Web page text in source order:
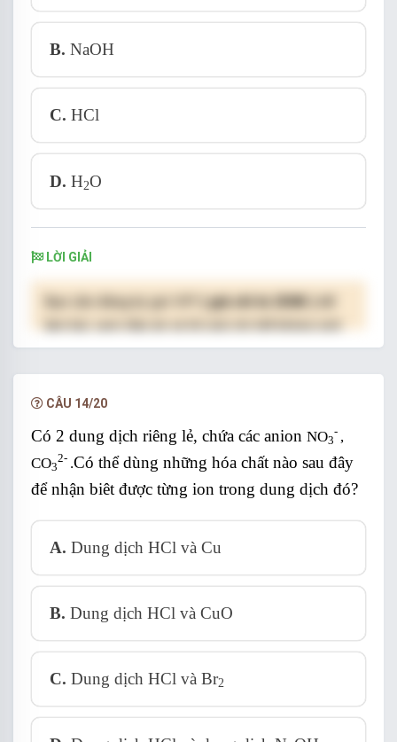
B. NaOH
C. HCl
D. H2O
LỜI GIẢI
( giá chỉ từ 250K )
hạn.
CÂU 14/20
Có 2 dung dịch riêng lẻ, chứa các anion NO3
- ,
CO3
2- .Có thể dùng những hóa chất nào sau đây
để nhận biêt được từng ion trong dung dịch đó?
A. Dung dịch HCl và Cu
B. Dung dịch HCl và CuO
C. Dung dịch HCl và Br2